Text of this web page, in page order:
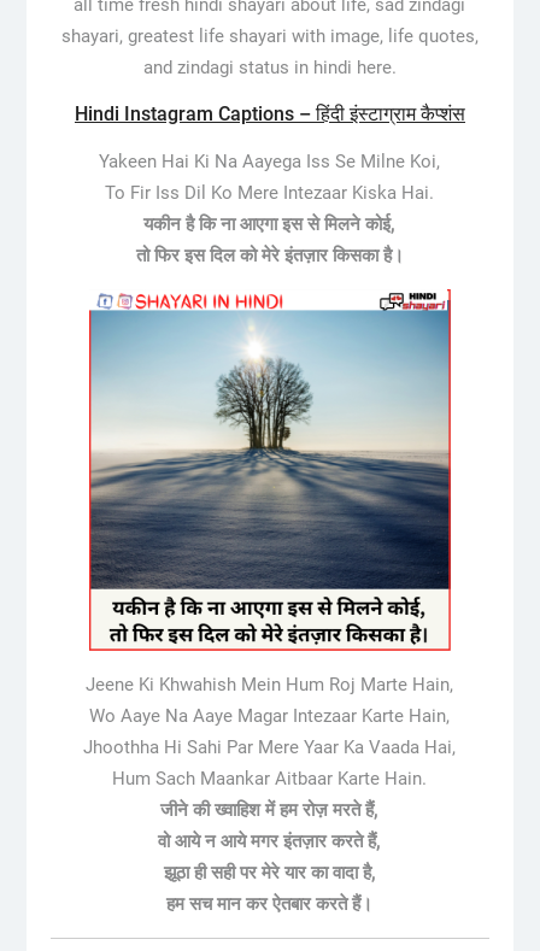
all time fresh hindi shayari about life, sad zindagi
shayari, greatest life shayari with image, life quotes,
and zindagi status in hindi here.
Hindi Instagram Captions – हिंदी इंस्टाग्राम कैप्शंस
Yakeen Hai Ki Na Aayega Iss Se Milne Koi,
To Fir Iss Dil Ko Mere Intezaar Kiska Hai.
यकीन है कि ना आएगा इस से मिलने कोई,
तो फिर इस दिल को मेरे इंतज़ार किसका है।
Jeene Ki Khwahish Mein Hum Roj Marte Hain,
Wo Aaye Na Aaye Magar Intezaar Karte Hain,
Jhoothha Hi Sahi Par Mere Yaar Ka Vaada Hai,
Hum Sach Maankar Aitbaar Karte Hain.
जीने की ख्वाहिश में हम रोज़ मरते हैं,
वो आये न आये मगर इंतज़ार करते हैं,
झूठा ही सही पर मेरे यार का वादा है,
हम सच मान कर ऐतबार करते हैं।